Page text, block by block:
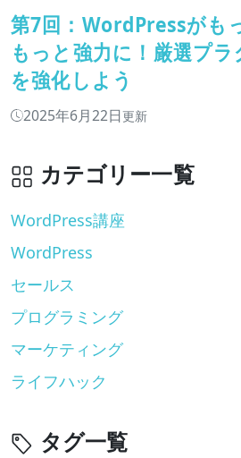
第7回：WordPressがも
もっと強力に！厳選プ
を強化しよう
2025年6月22日更新
カテゴリー一覧
WordPress講座
WordPress
セールス
プログラミング
マーケティング
ライフハック
タグ一覧